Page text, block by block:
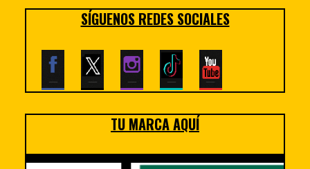
SÍGUENOS REDES SOCIALES
TU MARCA AQUÍ